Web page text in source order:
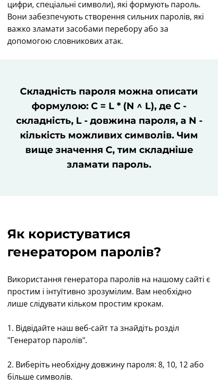
цифри, спеціальні символи), які формують пароль.
Вони забезпечують створення сильних паролів, які
важко зламати засобами перебору або за
допомогою словникових атак.
Складність пароля можна описати
формулою: С = L * (N ^ L), де С -
складність, L - довжина пароля, а N -
кількість можливих символів. Чим
вище значення С, тим складніше
зламати пароль.
Як користуватися
генератором паролів?
Використання генератора паролів на нашому сайті є
простим і інтуїтивно зрозумілим. Вам необхідно
лише слідувати кільком простим крокам.
1. Відвідайте наш веб-сайт та знайдіть розділ
"Генератор паролів".
2. Виберіть необхідну довжину пароля: 8, 10, 12 або
більше символів.